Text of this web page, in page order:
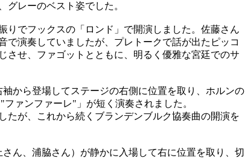
グレーのベスト姿でした。
でフックスの「ロンド」で開演しました。佐藤さん
で演奏していましたが、プレトークで話が出たピッコ
させ、ファゴットとともに、明るく優雅な宮廷でのサ
から登場してステージの右側に位置を取り、ホルンの
ァンファーレ"」が短く演奏されました。
が、これから続くブランデンブルク協奏曲の開演を
ん、浦脇さん）が静かに入場して右に位置を取り、切